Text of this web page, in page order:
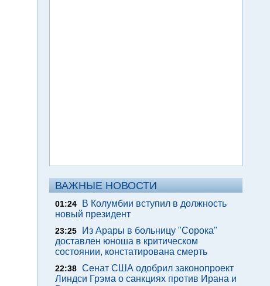
ВАЖНЫЕ НОВОСТИ
01:24
В Колумбии вступил в должность
новый президент
23:25
Из Арары в больницу "Сорока"
доставлен юноша в критическом
состоянии, констатирована смерть
22:38 Сенат США одобрил законопроект
Линдси Грэма о санкциях против Ирана и